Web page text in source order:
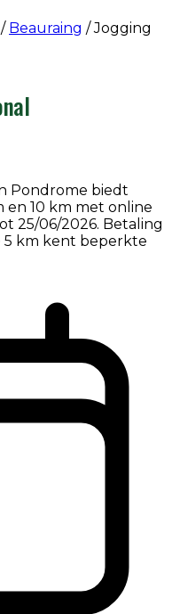
/ Beauraing / Jogging
Pondrome biedt
10 km met online
25/06/2026. Betaling
5 km kent beperkte